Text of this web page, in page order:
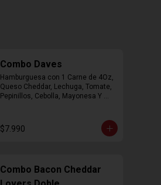
Combo Daves
Hamburguesa con 1 Carne de 4Oz,
Queso Cheddar, Lechuga, Tomate,
Pepinillos, Cebolla, Mayonesa Y
$7.990
Combo Bacon Cheddar